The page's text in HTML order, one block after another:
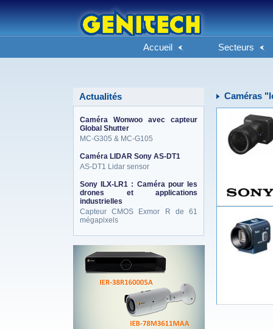
Accueil Secteurs
Actualités
Caméra Wonwoo avec capteur
Global Shutter
MC-G305 & MC-G105
Caméra LIDAR Sony AS-DT1
AS-DT1 Lidar sensor
Sony ILX-LR1 : Caméra pour les
drones et applications
industrielles
Capteur CMOS Exmor R de 61
mégapixels
Caméras